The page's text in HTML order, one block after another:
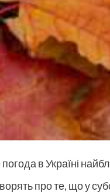
в Україні
про те, що у